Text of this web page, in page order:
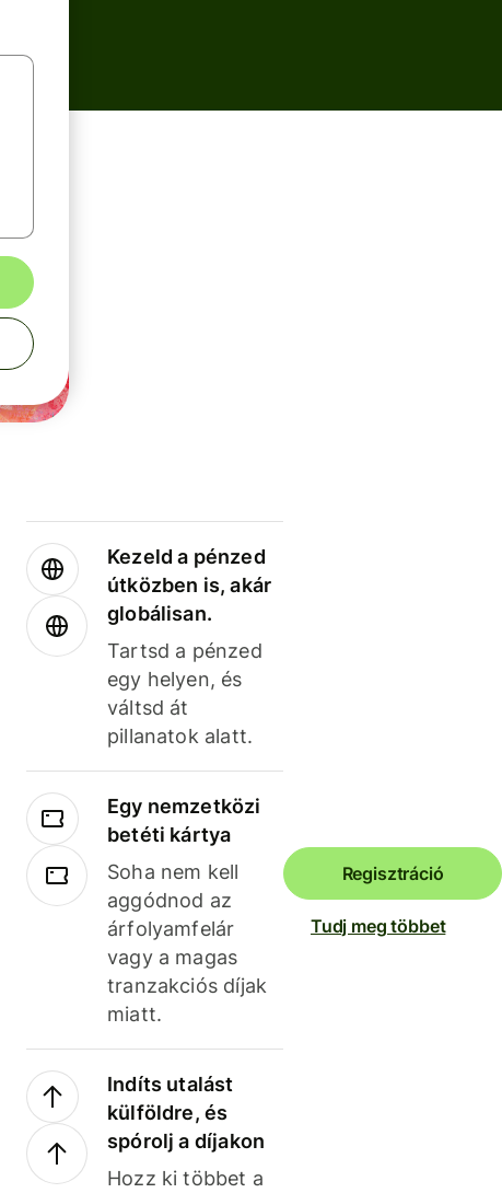
Kezeld a pénzed
útközben is, akár
globálisan.
Tartsd a pénzed
egy helyen, és
váltsd át
pillanatok alatt.
Egy nemzetközi
betéti kártya
Soha nem kell
aggódnod az
árfolyamfelár
vagy a magas
tranzakciós díjak
miatt.
Indíts utalást
külföldre, és
spórolj a díjakon
Hozz ki többet a
Regisztráció
Tudj meg többet